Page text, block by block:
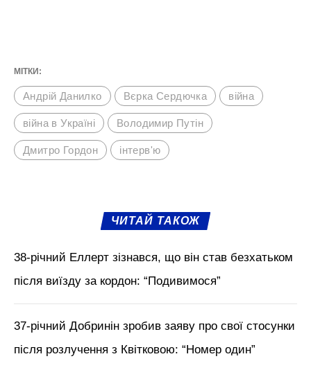
МІТКИ:
Андрій Данилко Вєрка Сердючка війна
війна в Україні Володимир Путін
Дмитро Гордон інтерв'ю
ЧИТАЙ ТАКОЖ
38-річний Еллерт зізнався, що він став безхатьком
після виїзду за кордон: “Подивимося”
37-річний Добринін зробив заяву про свої стосунки
після розлучення з Квітковою: “Номер один”